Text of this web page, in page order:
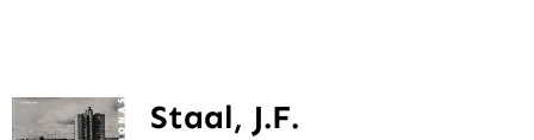
Staal, J.F.